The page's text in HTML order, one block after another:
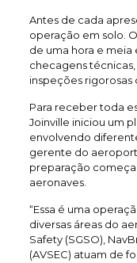
Antes de cada
operação em solo.
de uma hora e meia
checagens
inspeções rigorosas
Para receber toda
Joinville iniciou um
envolvendo
gerente do
preparação
aeronaves.
“Essa é uma
diversas áreas do
Safety (SGSO),
(AVSEC) atuam de